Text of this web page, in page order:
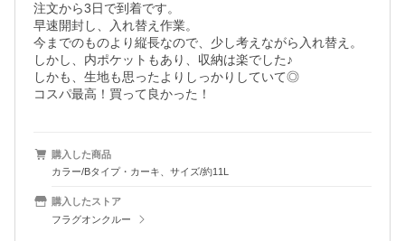
注文から3日で到着です。
早速開封し、入れ替え作業。
今までのものより縦長なので、少し考えながら入れ替え。
しかし、内ポケットもあり、収納は楽でした♪
しかも、生地も思ったよりしっかりしていて◎
コスパ最高！買って良かった！
購入した商品
カラー/Bタイプ・カーキ、サイズ/約11L
購入したストア
フラグオンクルー